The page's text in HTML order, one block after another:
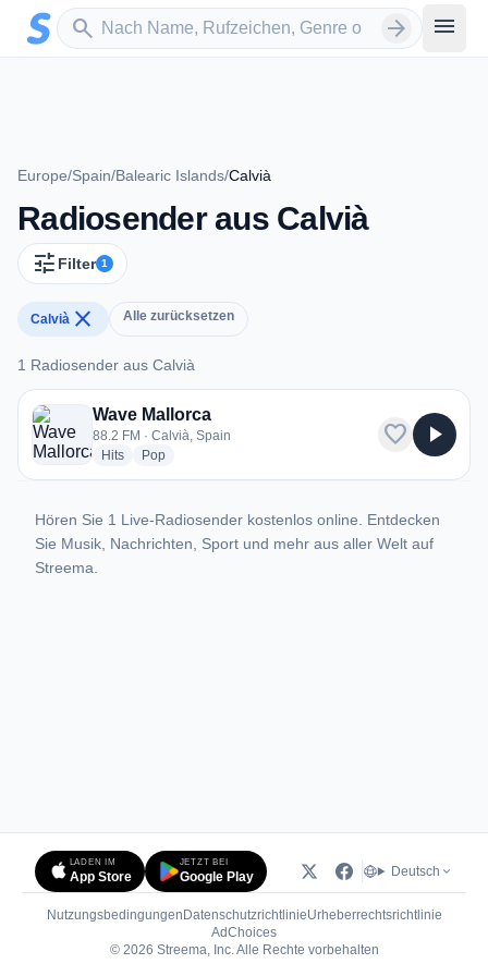
Zum Hauptinhalt springen
search
Sender suchen arrow_forward menu
Europe/Spain/Balearic Islands/Calvià
Radiosender aus Calvià
tune Filter 1
Calvià close Alle zurücksetzen
1 Radiosender aus Calvià
1 Radiosender aus Calvià
Wave Mallorca
88.2 FM · Calvià, Spain
Hitsradio stations
Popradio stations
favorite play_arrow
Hören Sie 1 Live-Radiosender kostenlos online. Entdecken
Sie Musik, Nachrichten, Sport und mehr aus aller Welt auf
Streema.
LADEN IM
App Store
JETZT BEI
Google Play Deutsch
Nutzungsbedingungen DatenschutzrichtlinieUrheberrechtsrichtlinie
AdChoices(öffnet in neuem Tab)
© 2026 Streema, Inc. Alle Rechte vorbehalten